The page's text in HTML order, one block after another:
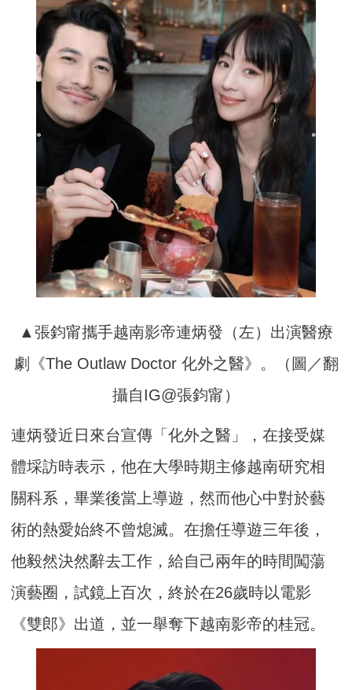
▲張鈞甯攜手越南影帝連炳發（左）出演醫療
劇《The Outlaw Doctor 化外之醫》。（圖／翻
攝自IG@張鈞甯）
連炳發近日來台宣傳「化外之醫」，在接受媒
體埰訪時表示，他在大學時期主修越南研究相
關科系，畢業後當上導遊，然而他心中對於藝
術的熱愛始終不曾熄滅。在擔任導遊三年後，
他毅然決然辭去工作，給自己兩年的時間闖蕩
演藝圈，試鏡上百次，終於在26歲時以電影
《雙郎》出道，並一舉奪下越南影帝的桂冠。